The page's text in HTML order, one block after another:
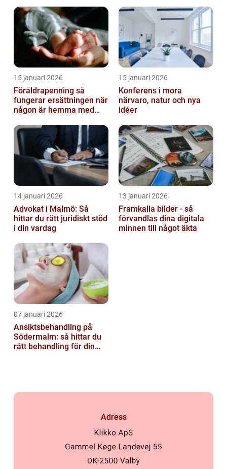
15 januari 2026
Föräldrapenning så
fungerar ersättningen när
någon är hemma med
15 januari 2026
Konferens i mora
närvaro, natur och nya
idéer
14 januari 2026
Advokat i Malmö: Så
hittar du rätt juridiskt stöd
i din vardag
13 januari 2026
Framkalla bilder - så
förvandlas dina digitala
minnen till något äkta
07 januari 2026
Ansiktsbehandling på
Södermalm: så hittar du
rätt behandling för din
Adress